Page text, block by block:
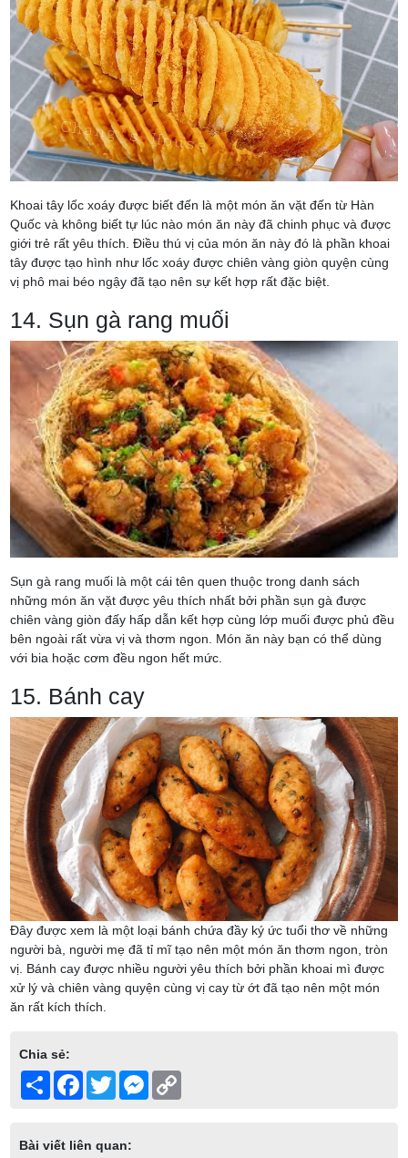
Khoai tây lốc xoáy được biết đến là một món ăn vặt đến từ Hàn
Quốc và không biết tự lúc nào món ăn này đã chinh phục và được
giới trẻ rất yêu thích. Điều thú vị của món ăn này đó là phần khoai
tây được tạo hình như lốc xoáy được chiên vàng giòn quyện cùng
vị phô mai béo ngậy đã tạo nên sự kết hợp rất đặc biệt.
14. Sụn gà rang muối
Sụn gà rang muối là một cái tên quen thuộc trong danh sách
những món ăn vặt được yêu thích nhất bởi phần sụn gà được
chiên vàng giòn đấy hấp dẫn kết hợp cùng lớp muối được phủ đều
bên ngoài rất vừa vị và thơm ngon. Món ăn này bạn có thể dùng
với bia hoặc cơm đều ngon hết mức.
15. Bánh cay
Đây được xem là một loại bánh chứa đầy ký ức tuổi thơ về những
người bà, người mẹ đã tỉ mĩ tạo nên một món ăn thơm ngon, tròn
vị. Bánh cay được nhiều người yêu thích bởi phần khoai mì được
xử lý và chiên vàng quyện cùng vị cay từ ớt đã tạo nên một món
ăn rất kích thích.
Chia sẻ:
Share Facebook
TwitterMessenger
Bài viết liên quan: